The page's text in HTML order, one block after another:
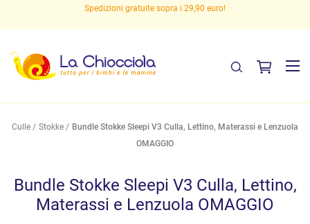
Spedizioni gratuite sopra i 29,90 euro!
Culle Stokke
Bundle Stokke Sleepi V3 Culla, Lettino, Materassi e Lenzuola
OMAGGIO
Bundle Stokke Sleepi V3 Culla, Lettino,
Materassi e Lenzuola OMAGGIO